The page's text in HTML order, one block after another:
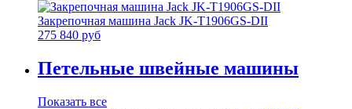
Закрепочная машина Jack JK-T1906GS-DII
275 840 руб
Петельные швейные машины
Показать все